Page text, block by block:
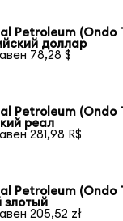
Petroleum (Ondo
доллар
78,28 $
Petroleum (Ondo
реал
281,98 R$
Petroleum (Ondo
злотый
205,52 zł